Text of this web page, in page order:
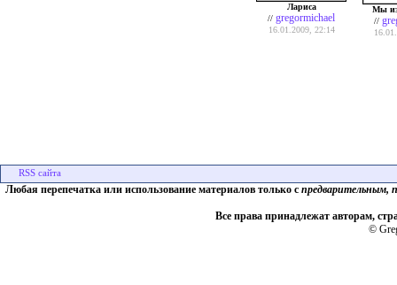
Лариса
// gregormichael
16.01.2009, 22:14
Мы
//
Любая перепечатка или использование материалов только с предварительным,
Все права принадлежат авторам,
©